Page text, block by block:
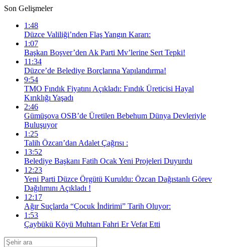
Son Gelişmeler
1:48
Düzce Valiliği’nden Flaş Yangın Kararı:
1:07
Başkan Boşver’den Ak Parti Mv’lerine Sert Tepki!
11:34
Düzce’de Belediye Borçlarına Yapılandırma!
9:54
TMO Fındık Fiyatını Açıkladı: Fındık Üreticisi Hayal
Kırıklığı Yaşadı
2:46
Gümüşova OSB’de Üretilen Bebehum Dünya Devleriyle
Buluşuyor
1:25
Talih Özcan’dan Adalet Çağrısı :
13:52
Belediye Başkanı Fatih Ocak Yeni Projeleri Duyurdu
12:23
Yeni Parti Düzce Örgütü Kuruldu: Özcan Dağıstanlı Görev
Dağılımını Açıkladı !
12:17
Ağır Suçlarda “Çocuk İndirimi” Tarih Oluyor:
1:53
Çaybükü Köyü Muhtarı Fahri Er Vefat Etti